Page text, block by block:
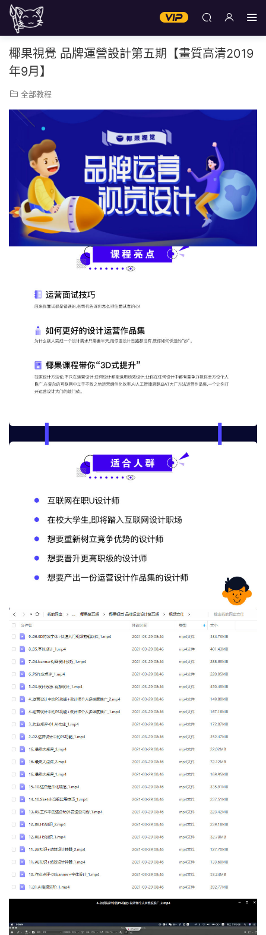
椰果視覺 品牌運營設計第五期【畫質高清2019
年9月】
全部教程